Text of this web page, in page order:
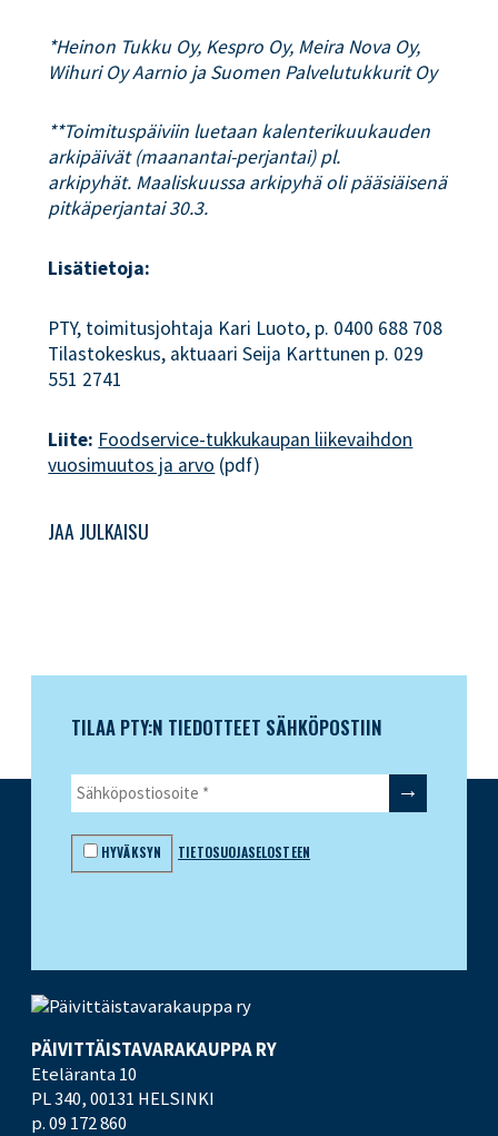
*Heinon Tukku Oy, Kespro Oy, Meira Nova Oy,
Wihuri Oy Aarnio ja Suomen Palvelutukkurit Oy
**Toimituspäiviin luetaan kalenterikuukauden
arkipäivät (maanantai-perjantai) pl.
arkipyhät. Maaliskuussa arkipyhä oli pääsiäisenä
pitkäperjantai 30.3.
Lisätietoja:
PTY, toimitusjohtaja Kari Luoto, p. 0400 688 708
Tilastokeskus, aktuaari Seija Karttunen p. 029
551 2741
Liite: Foodservice-tukkukaupan liikevaihdon
vuosimuutos ja arvo (pdf)
JAA JULKAISU
TILAA PTY:N TIEDOTTEET SÄHKÖPOSTIIN
HYVÄKSYN TIETOSUOJASELOSTEEN
PÄIVITTÄISTAVARA­KAUPPA RY
Eteläranta 10
PL 340,00131 HELSINKI
p. 09 172 860